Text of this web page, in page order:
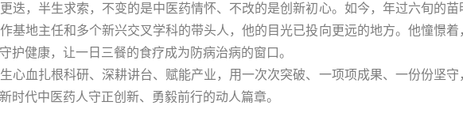
迭，半生求索，不变的是中医药情怀、不改的是创新初心。如今，年过六旬的苗
基地主任和多个新兴交叉学科的带头人，他的目光已投向更远的地方。他憧憬着
护健康，让一日三餐的食疗成为防病治病的窗口。
心血扎根科研、深耕讲台、赋能产业，用一次次突破、一项项成果、一份份坚守
时代中医药人守正创新、勇毅前行的动人篇章。